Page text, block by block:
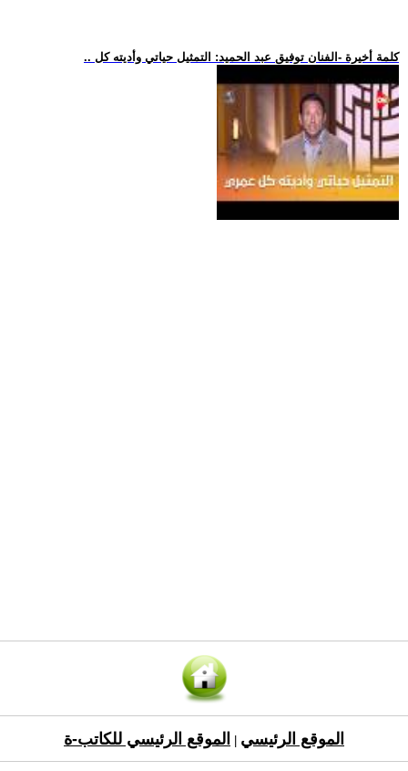
.. كلمة أخيرة -الفنان توفيق عبد الحميد: التمثيل حياتي وأديته كل
الموقع الرئيسي الموقع الرئيسي للكاتب-ة